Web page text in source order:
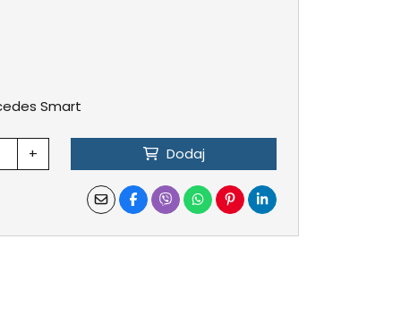
Smart
+ Dodaj